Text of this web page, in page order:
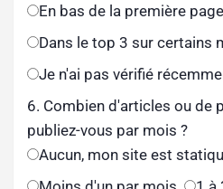
En bas de la première
Dans le top 3 sur certains
Je n'ai pas vérifié
6. Combien d'articles ou de
publiez-vous par mois ?
Aucun, mon site est